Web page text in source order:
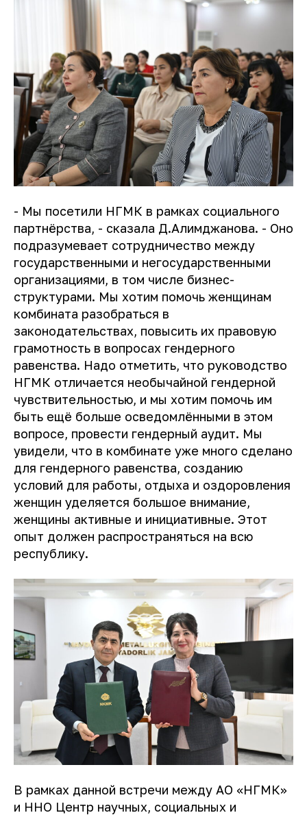
- Мы посетили НГМК в рамках социального
партнёрства, - сказала Д.Алимджанова. - Оно
подразумевает сотрудничество между
государственными и негосударственными
организациями, в том числе бизнес-
структурами. Мы хотим помочь женщинам
комбината разобраться в
законодательствах, повысить их правовую
грамотность в вопросах гендерного
равенства. Надо отметить, что руководство
НГМК отличается необычайной гендерной
чувствительностью, и мы хотим помочь им
быть ещё больше осведомлёнными в этом
вопросе, провести гендерный аудит. Мы
увидели, что в комбинате уже много сделано
для гендерного равенства, созданию
условий для работы, отдыха и оздоровления
женщин уделяется большое внимание,
женщины активные и инициативные. Этот
опыт должен распространяться на всю
республику.
В рамках данной встречи между АО «НГМК»
и ННО Центр научных, социальных и